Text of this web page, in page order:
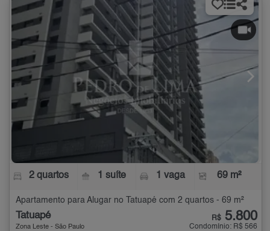
2 quartos 1 suíte 1 vaga 69 m²
Apartamento para Alugar no Tatuapé com 2 quartos - 69 m²
Tatuapé
Zona Leste - São Paulo
R$ 5.800
Condomínio: R$ 566